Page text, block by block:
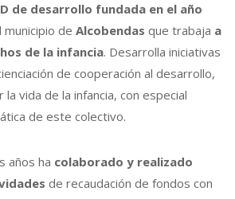
de desarrollo fundada en el año
de Alcobendas que trabaja a
de la infancia. Desarrolla iniciativas
de cooperación al desarrollo,
vida de la infancia, con especial
de este colectivo.
años ha colaborado y realizado
de recaudación de fondos con